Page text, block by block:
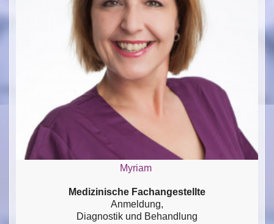
Myriam
Medizinische Fachangestellte
Anmeldung,
Diagnostik und Behandlung